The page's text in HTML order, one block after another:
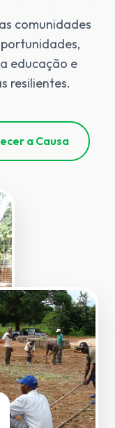
comunidades
educação e
resilientes.
a Causa